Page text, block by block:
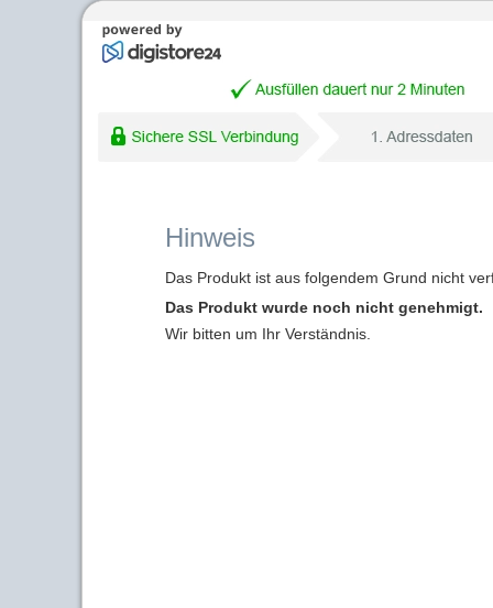
Hinweis
Das Produkt ist aus folgendem Grund nicht
Das Produkt wurde noch nicht genehmigt.
Wir bitten um Ihr Verständnis.